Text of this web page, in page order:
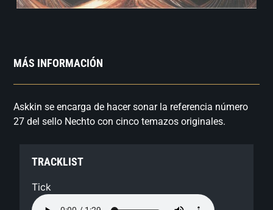
MÁS INFORMACIÓN
Askkin se encarga de hacer sonar la referencia número
27 del sello Nechto con cinco temazos originales.
TRACKLIST
Tick